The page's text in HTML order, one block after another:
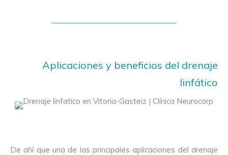
Aplicaciones y beneficios del drenaje
linfático
De ahí que una de las principales aplicaciones del drenaje